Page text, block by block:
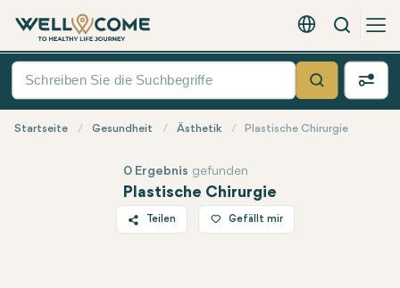
Deutsch - EUR
Suche
Quick
Suche
Startseite Gesundheit Ästhetik Plastische Chirurgie
Plastische Chirurgie
0 Ergebnis gefunden
Teilen Gefällt mir